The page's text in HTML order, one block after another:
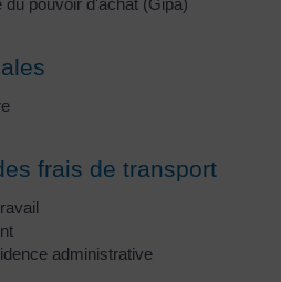
du pouvoir d'achat (Gipa)
frais de transport
administrative